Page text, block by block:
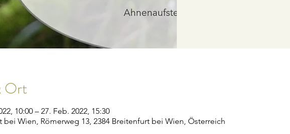
Ort
10:00 – 27. Feb. 2022, 15:30
bei Wien, Römerweg 13, 2384 Breitenfurt bei Wien, Österreich